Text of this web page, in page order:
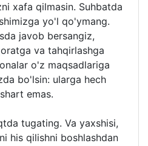
xafa qilmasin. Suhbatda
yo'l qo'ymang.
javob bersangiz,
va tahqirlashga
o'z maqsadlariga
bo'lsin: ularga hech
emas.
tugating. Va yaxshisi,
his qilishni boshlashdan